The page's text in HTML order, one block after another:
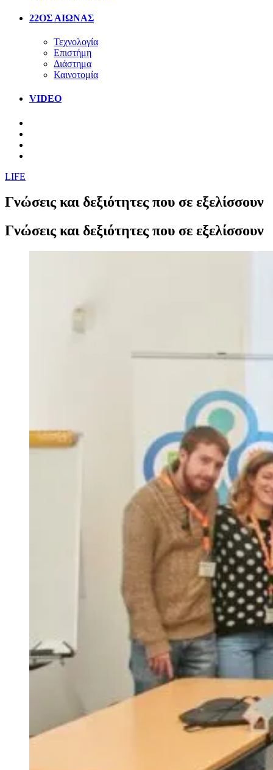
22ΟΣ ΑΙΩΝΑΣ
Τεχνολογία
Επιστήμη
Διάστημα
Καινοτομία
VIDEO
LIFE
Γνώσεις και δεξιότητες που σε εξελίσσουν
Γνώσεις και δεξιότητες που σε εξελίσσουν